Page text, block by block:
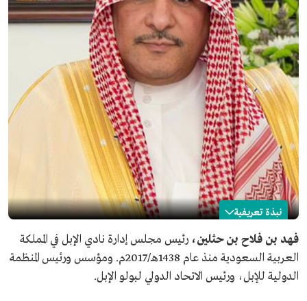
نبذة تعريفية
فهد بن حثلين
الاسم
فهد بن حثلين.
المنصب
رئيس مجلس إدارة نادي الإبل في السعودية.
فهد بن فلاح بن حثلين، رئيس مجلس إدارة نادي الإبل في المملكة
العربية السعودية منذ عام 1438هـ/2017م. ومؤسس ورئيس المنظمة
الدولية للإبل، ورئيس الاتحاد الدولي لبولو الإبل.